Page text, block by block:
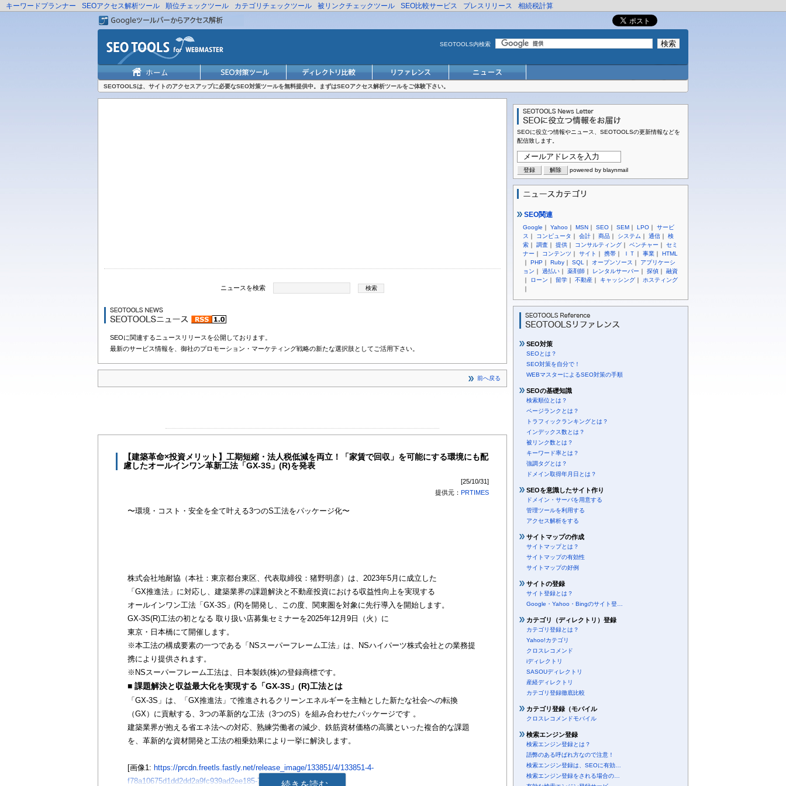
キーワードプランナー SEOアクセス解析ツール 順位チェックツール カテゴリチェックツール 被リンクチェックツール SEO比較サービス プレスリリース 相続税計算
SEOTOOLS内検索
SEOTOOLSは、サイトのアクセスアップに必要なSEO対策ツールを無料提供中。まずはSEOアクセス解析ツールをご体験下さい。
ニュースを検索
SEOに関連するニュースリリースを公開しております。
最新のサービス情報を、御社のプロモーション・マーケティング戦略の新たな選択肢としてご活用下さい。
前へ戻る
【建築革命×投資メリット】工期短縮・法人税低減を両立！「家賃で回収」を可能にする環境にも配
慮したオールインワン革新工法「GX-3S」(R)を発表
[25/10/31]
提供元： PRTIMES
〜環境・コスト・安全を全て叶える3つのS工法をパッケージ化〜
株式会社地耐協（本社：東京都台東区、代表取締役：猪野明彦）は、2023年5月に成立した
「GX推進法」に対応し、建築業界の課題解決と不動産投資における収益性向上を実現する
オールインワン工法「GX-3S」(R)を開発し、この度、関東圏を対象に先行導入を開始します。
GX-3S(R)工法の初となる 取り扱い店募集セミナーを2025年12月9日（火）に
東京・日本橋にて開催します。
※本工法の構成要素の一つである「NSスーパーフレーム工法」は、NSハイパーツ株式会社との業務提
携により提供されます。
※NSスーパーフレーム工法は、日本製鉄(株)の登録商標です。
■ 課題解決と収益最大化を実現する「GX-3S」(R)工法とは
「GX-3S」は、「GX推進法」で推進されるクリーンエネルギーを主軸とした新たな社会への転換
（GX）に貢献する、3つの革新的な工法（3つのS）を組み合わせたパッケージです 。
建築業界が抱える省エネ法への対応、熟練労働者の減少、鉄筋資材価格の高騰といった複合的な課題
を、革新的な資材開発と工法の相乗効果により一挙に解決します。
[画像1: https://prcdn.freetls.fastly.net/release_image/133851/4/133851-4-
f78a10675d1dd2dd2a9fc939ad2ee185-735x619.jpg?
SEOに役立つ情報やニュース、SEOTOOLSの更新情報などを
配信致します。
powered by blaynmail
SEO関連
Google ｜ Yahoo ｜ MSN ｜ SEO ｜ SEM ｜ LPO ｜ サービ
ス ｜ コンピュータ ｜ 会計 ｜ 商品 ｜ システム ｜ 通信 ｜ 検
索 ｜ 調査 ｜ 提供 ｜ コンサルティング ｜ ベンチャー ｜ セミ
ナー ｜ コンテンツ ｜ サイト ｜ 携帯 ｜ ＩＴ ｜ 事業 ｜ HTML
｜ PHP ｜ Ruby ｜ SQL ｜ オープンソース ｜ アプリケーシ
ョン ｜ 過払い ｜ 薬剤師 ｜ レンタルサーバー ｜ 探偵 ｜ 融資
｜ ローン ｜ 留学 ｜ 不動産 ｜ キャッシング ｜ ホスティング
｜
SEO対策
SEOとは？
SEO対策を自分で！
WEBマスターによるSEO対策の手順
SEOの基礎知識
検索順位とは？
ページランクとは？
トラフィックランキングとは？
インデックス数とは？
被リンク数とは？
キーワード率とは？
強調タグとは？
ドメイン取得年月日とは？
SEOを意識したサイト作り
ドメイン・サーバを用意する
管理ツールを利用する
アクセス解析をする
サイトマップの作成
サイトマップとは？
サイトマップの有効性
サイトマップの好例
サイトの登録
サイト登録とは？
Google・Yahoo・Bingのサイト登…
カテゴリ（ディレクトリ）登録
カテゴリ登録とは？
Yahoo!カテゴリ
クロスレコメンド
iディレクトリ
SASOUディレクトリ
産経ディレクトリ
カテゴリ登録徹底比較
カテゴリ登録（モバイル
クロスレコメンドモバイル
検索エンジン登録
検索エンジン登録とは？
語弊のある呼ばれ方なので注意！
検索エンジン登録は、SEOに有効…
検索エンジン登録をされる場合の…